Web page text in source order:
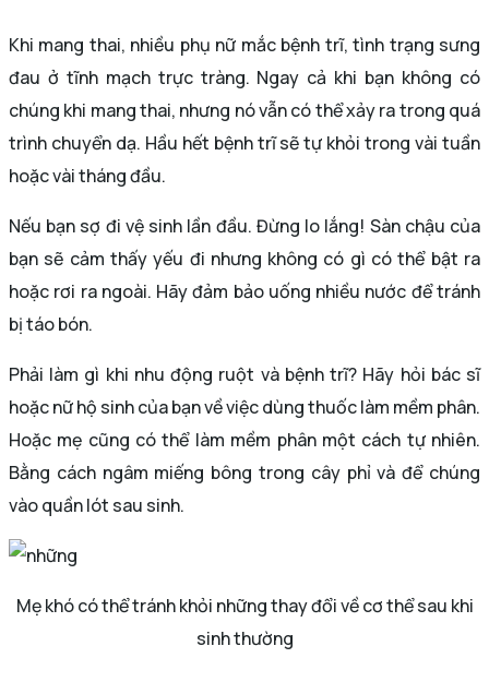
Khi mang thai, nhiều phụ nữ mắc bệnh trĩ, tình trạng sưng
đau ở tĩnh mạch trực tràng. Ngay cả khi bạn không có
chúng khi mang thai, nhưng nó vẫn có thể xảy ra trong quá
trình chuyển dạ. Hầu hết bệnh trĩ sẽ tự khỏi trong vài tuần
hoặc vài tháng đầu.
Nếu bạn sợ đi vệ sinh lần đầu. Đừng lo lắng! Sàn chậu của
bạn sẽ cảm thấy yếu đi nhưng không có gì có thể bật ra
hoặc rơi ra ngoài. Hãy đảm bảo uống nhiều nước để tránh
bị táo bón.
Phải làm gì khi nhu động ruột và bệnh trĩ? Hãy hỏi bác sĩ
hoặc nữ hộ sinh của bạn về việc dùng thuốc làm mềm phân.
Hoặc mẹ cũng có thể làm mềm phân một cách tự nhiên.
Bằng cách ngâm miếng bông trong cây phỉ và để chúng
vào quần lót sau sinh.
Mẹ khó có thể tránh khỏi những thay đổi về cơ thể sau khi
sinh thường